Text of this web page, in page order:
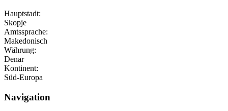
Hauptstadt:
Skopje
Amtssprache:
Makedonisch
Währung:
Denar
Kontinent:
Süd-Europa
Navigation